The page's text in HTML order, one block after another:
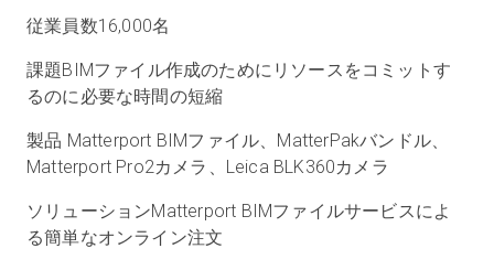
従業員数16,000名
課題BIMファイル作成のためにリソースをコミットす
るのに必要な時間の短縮
製品 Matterport BIMファイル、MatterPakバンドル、
Matterport Pro2カメラ、Leica BLK360カメラ​
ソリューションMatterport BIMファイルサービスによ
る簡単なオンライン注文